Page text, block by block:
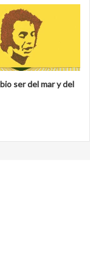
ser del mar y del